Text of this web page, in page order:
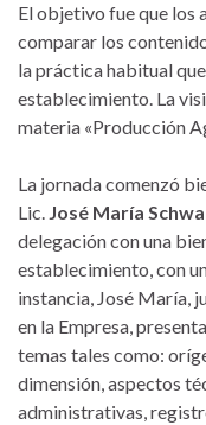
El objetivo fue que los
comparar los
la práctica habitual
establecimiento. La
materia «Producción
La jornada comenzó
Lic. José María
delegación con una
establecimiento, con
instancia, José María,
en la Empresa,
temas tales como:
dimensión, aspectos
administrativas,